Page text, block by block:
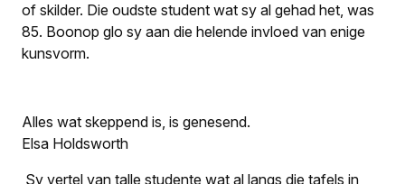
of skilder. Die oudste student wat sy al gehad het, was
85. Boonop glo sy aan die helende invloed van enige
kunsvorm.
Alles wat skeppend is, is genesend.
Elsa Holdsworth
Sy vertel van talle studente wat al langs die tafels in